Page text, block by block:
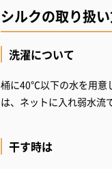
シルクの取り扱
洗濯について
桶に40℃以下の水を用意
は、ネットに入れ弱水流
干す時は